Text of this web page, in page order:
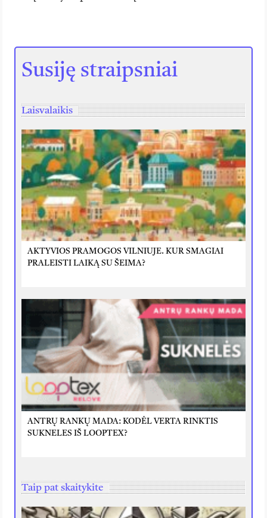
Susiję straipsniai
Laisvalaikis
AKTYVIOS PRAMOGOS VILNIUJE. KUR SMAGIAI
PRALEISTI LAIKĄ SU ŠEIMA?
ANTRŲ RANKŲ MADA: KODĖL VERTA RINKTIS
SUKNELES IŠ LOOPTEX?
Taip pat skaitykite